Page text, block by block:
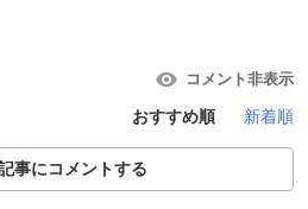
コメント非表示
おすすめ順 新着順
事にコメントする